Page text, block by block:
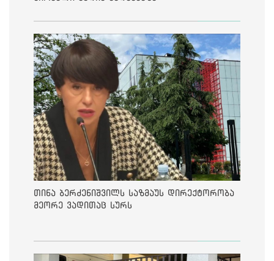
თინა ბერძენიშვილს საზმაუს დირექტორობა
მეორე ვადითაც სურს